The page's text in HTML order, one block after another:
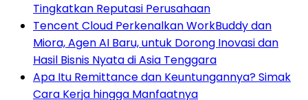
Tingkatkan Reputasi Perusahaan
Tencent Cloud Perkenalkan WorkBuddy dan
Miora, Agen AI Baru, untuk Dorong Inovasi dan
Hasil Bisnis Nyata di Asia Tenggara
Apa Itu Remittance dan Keuntungannya? Simak
Cara Kerja hingga Manfaatnya